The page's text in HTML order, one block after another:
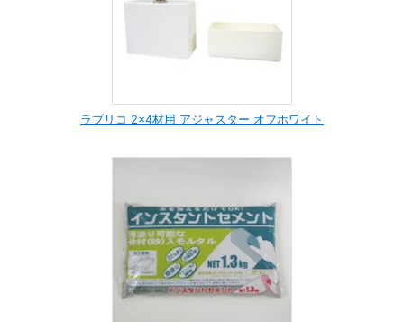
ラブリコ 2×4材用 アジャスター オフホワイト